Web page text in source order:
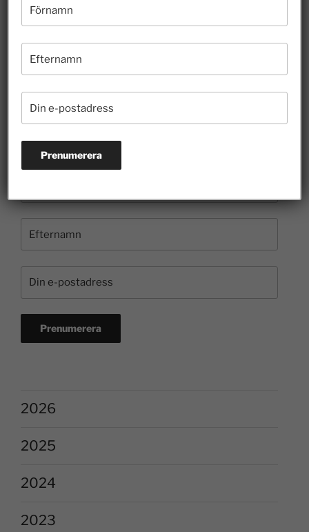
Hur länge ska felaktigheter få styra skoldebatten?
Borgvik illustrerar hur entreprenörer bidrar till
3 juli 2026
Prenumerera på nyhetsbrevet
2026
2025
2024
2023